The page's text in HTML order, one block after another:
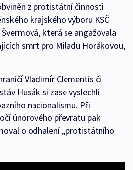
z protistátní činnosti
krajského výboru KSČ
která se angažovala
smrt pro Miladu Horákovou,
Vladimír Clementis či
Husák si zase vyslechli
nacionalismu. Při
únorového převratu pak
o odhalení „protistátního